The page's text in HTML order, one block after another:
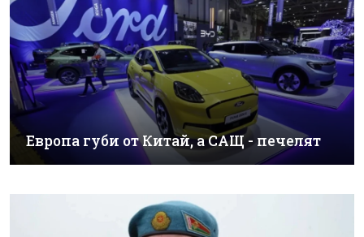
Европа губи от Китай, а САЩ - печелят